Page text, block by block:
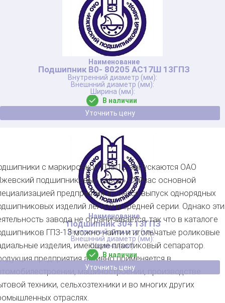
Подшипник В0- 80205 АС17Ш 13ГПЗ
В наличии
Уточнить цену
Подшипник 304 13ГПЗ
В наличии
Уточнить цену
с маркировкой ГПЗ-13 выпускаются ОАО
подшипниковый завод». Сейчас основной
предприятия является выпуск однорядных
изделий лёгкой и средней серии. Однако
завода не ограничивается, так что в каталоге
ГПЗ-13 можно найти и игольчатые роликовые
изделия, имеющие пластиковый сепаратор.
предприятия активно применяется в
машиностроении, производстве
техники, сельхозтехники и во многих других
отраслях.